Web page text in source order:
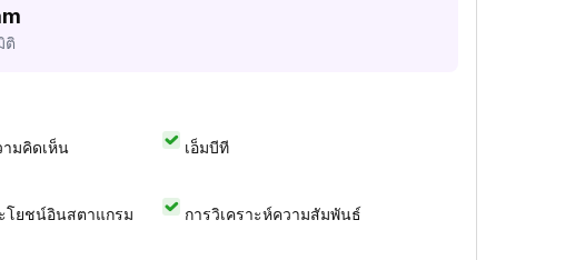
ติ
มคิดเห็น เอ็มบีที
โยชน์อินสตาแกรม การวิเคราะห์ความสัมพันธ์